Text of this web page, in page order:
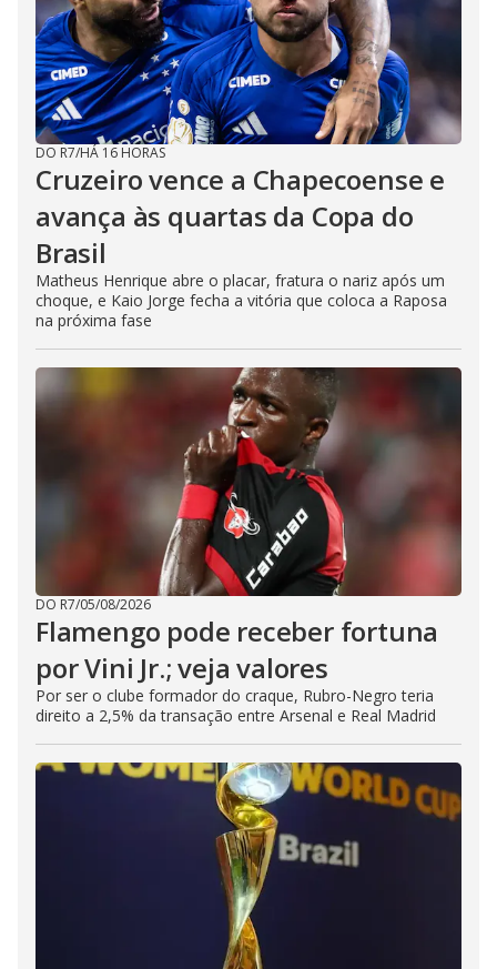
DO R7/HÁ 16 HORAS
Cruzeiro vence a Chapecoense e
avança às quartas da Copa do
Brasil
Matheus Henrique abre o placar, fratura o nariz após um
choque, e Kaio Jorge fecha a vitória que coloca a Raposa
na próxima fase
DO R7/05/08/2026
Flamengo pode receber fortuna
por Vini Jr.; veja valores
Por ser o clube formador do craque, Rubro-Negro teria
direito a 2,5% da transação entre Arsenal e Real Madrid